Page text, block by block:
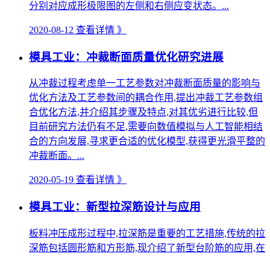
分别对应成形极限图的左侧和右侧应变状态。...
2020-08-12 查看详情 》
模具工业：冲裁断面质量优化研究进展
从冲裁过程考虑单一工艺参数对冲裁断面质量的影响与
优化方法及工艺参数间的耦合作用,提出冲裁工艺参数组
合优化方法,并介绍其步骤及特点,对其优劣进行比较,但
目前研究方法仍有不足,需要向数值模拟与人工智能相结
合的方向发展,寻求更合适的优化模型,获得更光滑平整的
冲裁断面。...
2020-05-19 查看详情 》
模具工业：新型拉深筋设计与应用
板料冲压成形过程中,拉深筋是重要的工艺措施,传统的拉
深筋包括圆形筋和方形筋,现介绍了新型台阶筋的应用,在